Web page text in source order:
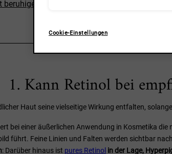
wenn sie auf Retinol mit Reizungen
1. Kann Retinol bei
Haut seine vielseitige Wirkung entfalten,
bei einer äußerlichen Anwendung in Kosmetika die
führt. Feine Linien und Falten werden sichtbar
: Darüber hinaus ist pures Retinol in der Lage,
Cookie-Einstellungen